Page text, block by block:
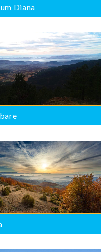
Diana
Felix Romuliana (Gamzigrad)
BROJ PONUDA:
Iustiniana Prima
BROJ PONUDA:0